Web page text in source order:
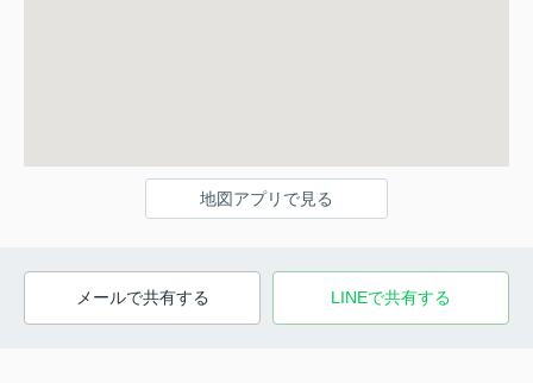
地図アプリで見る
メールで共有する LINEで共有する